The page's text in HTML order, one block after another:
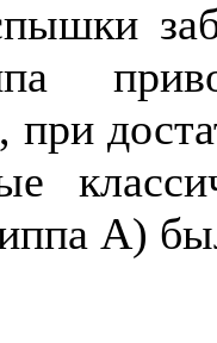
при
А)